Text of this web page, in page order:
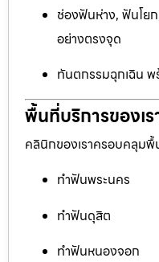
ช่องฟันห่าง, ฟันโยก
อย่างตรงจุด
ทันตกรรมฉุกเฉิน พ
พื้นที่บริการของเร
คลินิกของเราครอบคลุม
ทำฟันพระนคร
ทำฟันดุสิต
ทำฟันหนองจอก